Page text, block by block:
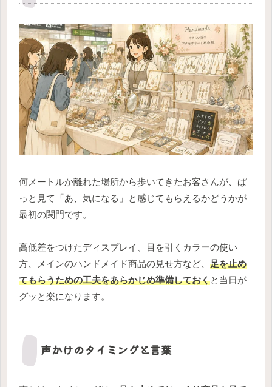
何メートルか離れた場所から歩いてきたお客さんが、ぱ
っと見て「あ、気になる」と感じてもらえるかどうかが
最初の関門です。
高低差をつけたディスプレイ、目を引くカラーの使い
方、メインのハンドメイド商品の見せ方など、 足を止め
てもらうための工夫をあらかじめ準備しておくと当日が
グッと楽になります。
声かけのタイミングと言葉